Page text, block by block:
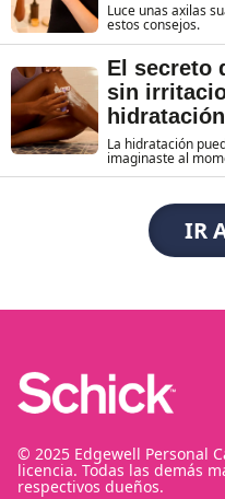
Luce unas axilas
estos consejos.
El secreto
sin
hidratación
La hidratación
imaginaste al
IR
© 2025 Edgewell Personal
licencia. Todas las demás
respectivos dueños.